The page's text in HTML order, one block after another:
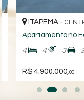
ITAPEMA -
Apartamento no
4 4 3
R$ 4.900.000, 00